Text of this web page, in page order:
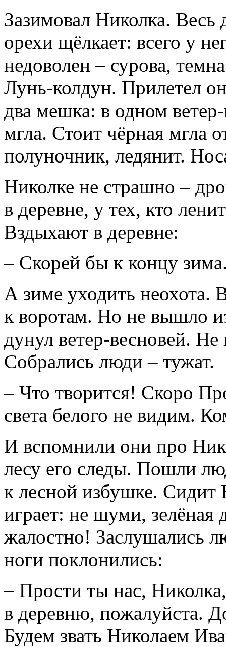
Зазимовал Николка. Весь
орехи щёлкает: всего у
недоволен – сурова,
Лунь-колдун. Прилетел
два мешка: в одном
мгла. Стоит чёрная мгла
полуночник, ледянит.
Николке не страшно –
в деревне, у тех, кто
Вздыхают в деревне:
– Скорей бы к концу
А зиме уходить неохота.
к воротам. Но не вышло
дунул ветер-весновей.
Собрались люди – тужат.
– Что творится! Скоро
света белого не видим.
И вспомнили они про
лесу его следы. Пошли
к лесной избушке. Сидит
играет: не шуми, зелёная
жалостно! Заслушались
ноги поклонились:
– Прости ты нас,
в деревню, пожалуйста.
Будем звать Николаем